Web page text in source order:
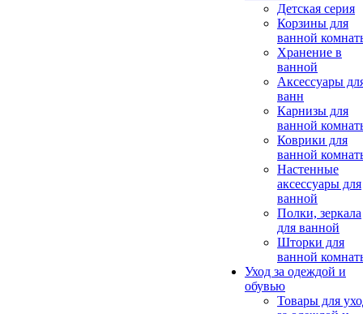
Детская серия
Корзины для
ванной
Хранение в
ванной
Аксессуары
ванн
Карнизы для
ванной
Коврики для
ванной
Настенные
аксессуары для
ванной
Полки, зеркала
для ванной
Шторки для
ванной
Уход за одеждой и
обувью
Товары для